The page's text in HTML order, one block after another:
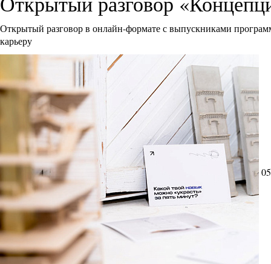
Открытый разговор в онлайн-формате с выпускниками
карьеру